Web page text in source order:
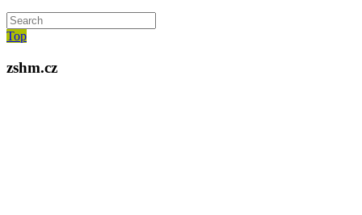
Top
zshm.cz